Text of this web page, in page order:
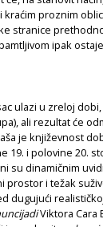
kraćim proznim
stranice
ipak
ulazi u zreloj
ali rezultat će
je književnost
19. i polovine 20.
su dinamičnim
prostor i težak
dugujući
Viktora Cara